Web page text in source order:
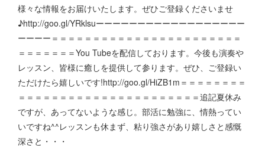
様々な情報をお届けいたします。ぜひご登録くださいませ
♪http://goo.gl/YRklsuーーーーーーーーーーーーーーーーーー
ーーーー＝＝＝＝＝＝＝＝＝＝＝＝＝＝＝＝＝＝＝＝＝＝＝
＝＝＝＝＝＝＝You Tubeを配信しております。今後も演奏や
レッスン、皆様に癒しを提供して参ります。ぜひ、ご登録い
ただけたら嬉しいです!http://goo.gl/HiZB1m＝＝＝＝＝＝＝＝
＝＝＝＝＝＝＝＝＝＝＝＝＝＝＝＝＝＝＝＝＝＝追記夏休み
ですが、あってないような感じ。部活に勉強に、情熱ってい
いですね^^レッスンも休まず、粘り強さがあり嬉しさと感慨
深さと・・・